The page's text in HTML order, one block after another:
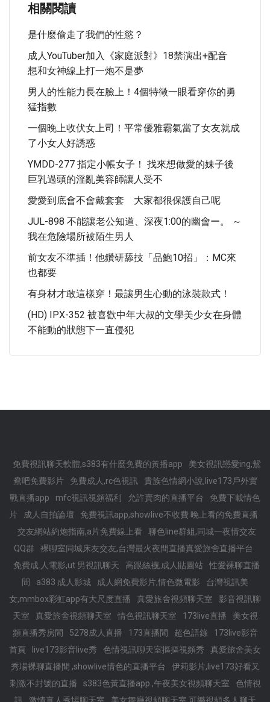
相關閱讀
是什麼偷走了我們的性慾？
成人YouTuber加入《家庭派對》18禁演出+配音
想和女神線上打一炮不是夢
男人的性能力長在臉上！4個特徵一眼看穿你的勇
猛指數
一個晚上收伏女上司！平常優雅霸氣當了女友就成
了小女人好誘惑
YMDD-277 指定小帳女子！ 找來想做愛的妹子後
巨乳過頭的淫亂美容師讓人受不
愛愛到底會不會戴套套 大家都很保護自己呢
JUL-898 不能讓老公知道、深夜1:00的幽會ー。 ～
我在危險場所被陌生男人
前女友不準插！他鑽研舔技「品鮑10招」：MC來
也都要
有身材才敢這樣穿！最讓男生心動的泳裝款式！
(HD) IPX-352 被喜歡中年大叔的文學美少女在身體
不能動的狀態下一直侵犯
免費視訊聊天軟體,s383有什麼免費的黃播app
美女視訊戀愛ing,鴛
鴦吧免費影片
免費成人,rc色視訊
貴族色情網小說,live173戶外實
戰直播app
mfc視訊視頻福利 允許賣肉的直播平台
免費下載情色
片
成人自拍論壇
免費視訊app,showlive不收費 晚上看的免費直播
交友網站約炮指南,a片免費線上看
聊色line群組,同城一夜情交友
QQ群
裸聊室同城床友交友,台灣最火夜間直播真愛旅舍直播平台
免費成.人電影,ut 男視訊聊天
高跟絲襪,成人貼圖站
性愛裸聊直播
間
a383 成人影城 成人網免費影片,情色微電影
台灣視訊美
女,mmbox彩虹app有大尺度直播
真愛旅舍視頻聊天室
影音視訊聊
天室
真愛旅舍視頻聊天室 情色視訊聊天室 173live直播
美女視
頻直播秀房間
5278成人直播 173直播間 超色語錄
173live影音
首頁
live173影音live秀 色情視訊聊天室摳摳視頻秀
真愛旅舍美女
秀場裸聊直播間 ,showlive情色的直播平台
伊莉影片,live173好看又
刺激不封號的直播
s383色黃直播app ,午夜美女視頻聊天室
色情視